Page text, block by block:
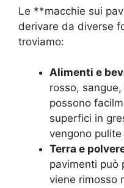
Le **macchie sui
derivare da diverse
troviamo:
Alimenti e
rosso,
possono
superfici in
vengono
Terra e
pavimenti può
viene rimosso